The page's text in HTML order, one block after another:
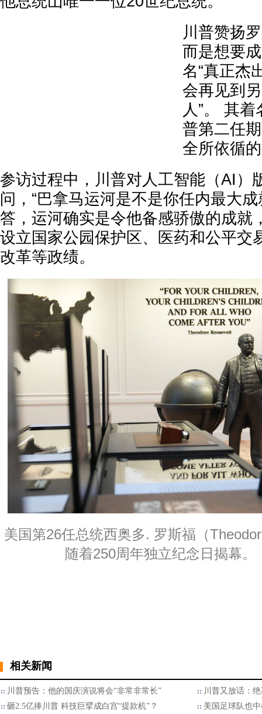
川普赞扬
而是想要
名“真正杰
会再见到
人”。 其着
普第二任
全所依循
参访过程中，川普对人工智能（AI）
问，“巴拿马运河是不是你任内最大
答，运河确实是令他备感骄傲的成就
设立国家公园保护区、医药和公平交
改革等政绩。
美国第26任总统西奥多. 罗斯福（
随着250周年独立纪念日揭幕。
相关新闻
川普预告：他的国庆演说将会“非常非常长”
川普又放话：
砸2.5亿捧川普 科技巨擘成白宫“提款机”？
美国足球队也